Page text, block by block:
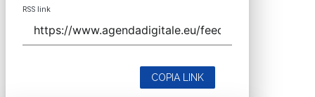
RSS link
COPIA LINK